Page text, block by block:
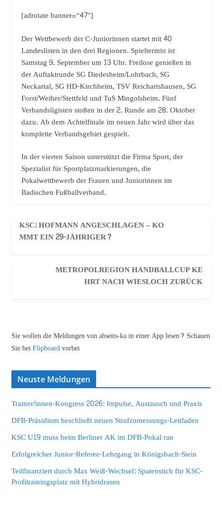
[adrotate banner=“47″]
Der Wettbewerb der C-Juniorinnen startet mit 40
Landeslisten in den drei Regionen. Spieltermin ist
Samstag 9. September um 13 Uhr. Freilose genießen in
der Auftaktrunde SG Diedesheim/Lohrbach, SG
Neckartal, SG HD-Kirchheim, TSV Reichartshausen, SG
Forst/Weiher/Stettfeld und TuS Mingolsheim. Fünf
Verbandsligisten stoßen in der 2. Runde am 28. Oktober
dazu. Ab dem Achtelfinale im neuen Jahr wird über das
komplette Verbandsgebiet gespielt.
In der vierten Saison unterstützt die Firma Sport, der
Spezialist für Sportplatzmarkierungen, die
Pokalwettbewerb der Frauen und Juniorinnen im
Badischen Fußballverband.
KSC: HOFMANN ANGESCHLAGEN – KO
MMT EIN 29-JÄHRIGER?
METROPOLREGION HANDBALLCUP KE
HRT NACH WIESLOCH ZURÜCK
Sie wollen die Meldungen von abseits-ka in einer App lesen? Schauen
Sie beiFlipboardvorbei
Neuste Meldungen
Trainer/innen-Kongress 2026: Impulse, Austausch und Praxis
DFB-Präsidium beschließt neuen Strafzumessungs-Leitfaden
KSC U19 muss beim Berliner AK im DFB-Pokal ran
Erfolgreicher Junior-Referee-Lehrgang in Königsbach-Stein
Teilfinanziert durch Max Weiß-Wechsel: Spatenstich für KSC-
Profitrainingsplatz mit Hybridrasen